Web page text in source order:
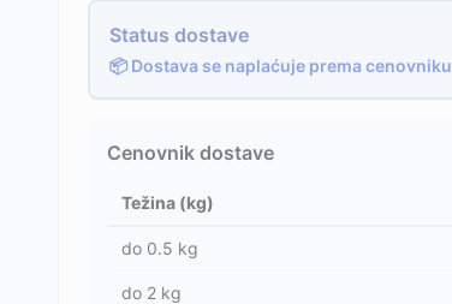
Status dostave
📦 Dostava se naplaćuje prema cenovniku
Cenovnik dostave
Težina (kg)
do 0.5 kg
do 2 kg